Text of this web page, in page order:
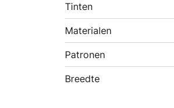
Tinten
Materialen
Patronen
Breedte